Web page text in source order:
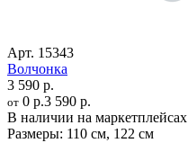
Арт. 15343
Волчонка
3 590 р.
от 0 р.3 590 р.
В наличии на маркетплейсах
Размеры: 110 см, 122 см